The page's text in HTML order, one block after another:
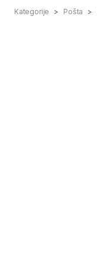
Kategorije Pošta